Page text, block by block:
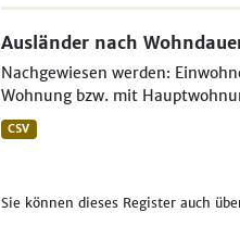
Ausländer nach
Nachgewiesen werden:
Wohnung bzw. mit
CSV
Sie können dieses Register auch